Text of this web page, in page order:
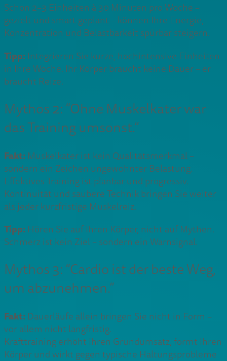
Schon 2–3 Einheiten à 30 Minuten pro Woche –
gezielt und smart geplant – können Ihre Energie,
Konzentration und Belastbarkeit spürbar steigern.
Tipp: Integrieren Sie kurze, hochintensive Einheiten
in Ihre Woche. Ihr Körper braucht keine Dauer – er
braucht Reize.
Mythos 2: “Ohne Muskelkater war
das Training umsonst.”
Fakt: Muskelkater ist kein Qualitätsmerkmal –
sondern ein Zeichen ungewohnter Belastung.
Effektives Training ist planbar und progressiv.
Kontinuität und saubere Technik bringen Sie weiter
als jeder kurzfristige Muskelreiz.
Tipp: Hören Sie auf Ihren Körper, nicht auf Mythen.
Schmerz ist kein Ziel – sondern ein Warnsignal.
Mythos 3: “Cardio ist der beste Weg,
um abzunehmen.”
Fakt: Dauerläufe allein bringen Sie nicht in Form –
vor allem nicht langfristig.
Krafttraining erhöht Ihren Grundumsatz, formt Ihren
Körper und wirkt gegen typische Haltungsprobleme